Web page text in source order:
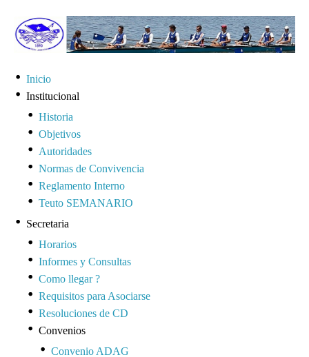
Inicio
Institucional
Historia
Objetivos
Autoridades
Normas de Convivencia
Reglamento Interno
Teuto SEMANARIO
Secretaria
Horarios
Informes y Consultas
Como llegar ?
Requisitos para Asociarse
Resoluciones de CD
Convenios
Convenio ADAG